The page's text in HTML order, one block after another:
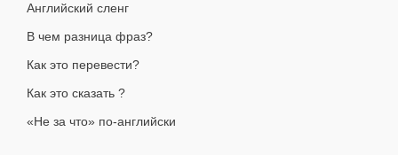
Английский сленг
В чем разница фраз?
Как это перевести?
Как это сказать ?
«Не за что» по-английски